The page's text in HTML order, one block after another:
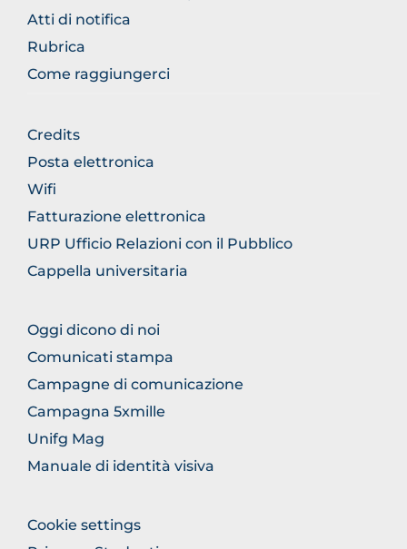
Atti di notifica
Rubrica
Come raggiungerci
FOOTER
GENERICO
Credits
Posta elettronica
Wifi
Fatturazione elettronica
URP Ufficio Relazioni con il Pubblico
Cappella universitaria
FOOTER
COMUNICAZIONE
Oggi dicono di noi
Comunicati stampa
Campagne di comunicazione
Campagna 5xmille
Unifg Mag
Manuale di identità visiva
FOOTER
COLONNA
Cookie settings